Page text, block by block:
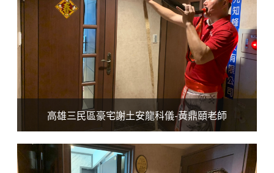
高雄三民區豪宅謝土安龍科儀-黃鼎頤老師